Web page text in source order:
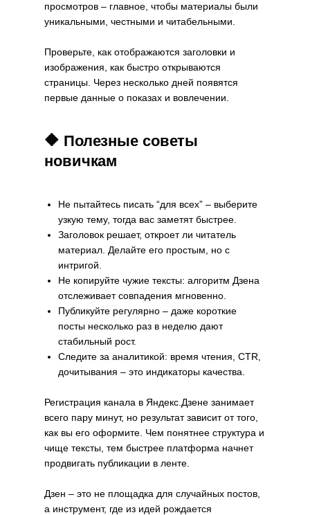
просмотров – главное, чтобы материалы были
уникальными, честными и читабельными.
Проверьте, как отображаются заголовки и
изображения, как быстро открываются
страницы. Через несколько дней появятся
первые данные о показах и вовлечении.
🔶 Полезные советы
новичкам
Не пытайтесь писать “для всех” – выберите
узкую тему, тогда вас заметят быстрее.
Заголовок решает, откроет ли читатель
материал. Делайте его простым, но с
интригой.
Не копируйте чужие тексты: алгоритм Дзена
отслеживает совпадения мгновенно.
Публикуйте регулярно – даже короткие
посты несколько раз в неделю дают
стабильный рост.
Следите за аналитикой: время чтения, CTR,
дочитывания – это индикаторы качества.
Регистрация канала в Яндекс.Дзене занимает
всего пару минут, но результат зависит от того,
как вы его оформите. Чем понятнее структура и
чище тексты, тем быстрее платформа начнет
продвигать публикации в ленте.
Дзен – это не площадка для случайных постов,
а инструмент, где из идей рождается